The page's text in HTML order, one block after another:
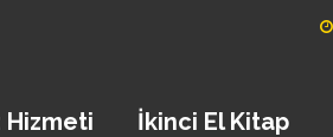
Hizmeti İkinci El Kitap